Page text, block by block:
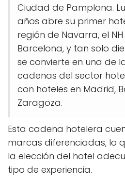
Ciudad de Pamplona.
años abre su primer
región de Navarra, el
Barcelona, y tan solo
se convierte en una de
cadenas del sector
con hoteles en Madrid,
Zaragoza.
Esta cadena hotelera
marcas diferenciadas, lo
la elección del hotel
tipo de experiencia.